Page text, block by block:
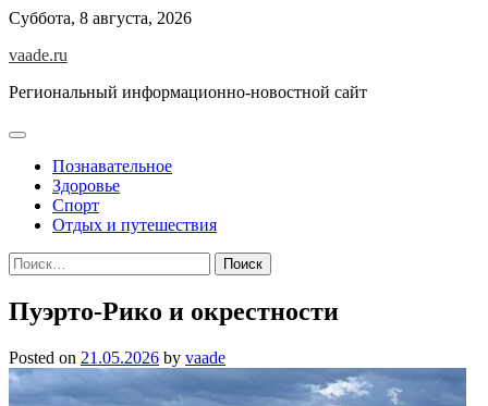
Skip
content
Суббота, 8 августа, 2026
vaade.ru
Региональный информационно-новостной сайт
Познавательное
Здоровье
Спорт
Отдых и путешествия
Найти:
Пуэрто-Рико и окрестности
Posted on 21.05.2026 by vaade